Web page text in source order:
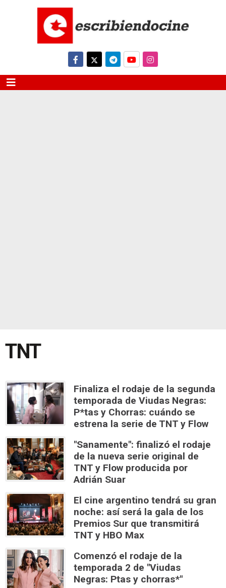
TNT
Finaliza el rodaje de la segunda
temporada de Viudas Negras:
P*tas y Chorras: cuándo se
estrena la serie de TNT y Flow
"Sanamente": finalizó el rodaje
de la nueva serie original de
TNT y Flow producida por
Adrián Suar
El cine argentino tendrá su gran
noche: así será la gala de los
Premios Sur que transmitirá
TNT y HBO Max
Comenzó el rodaje de la
temporada 2 de "Viudas
Negras: Ptas y chorras*"